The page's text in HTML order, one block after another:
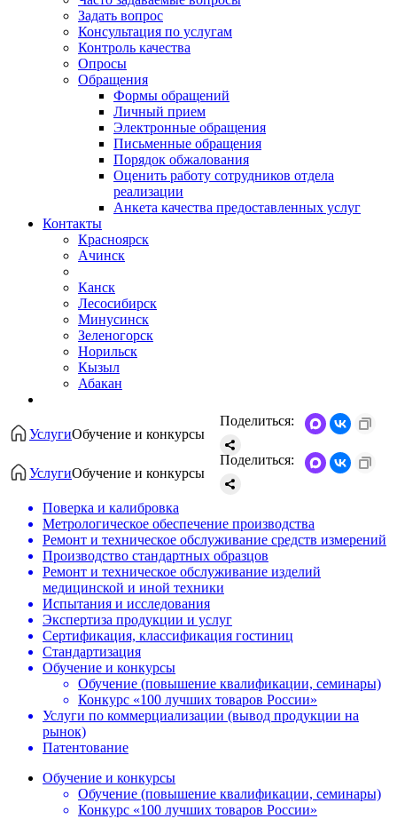
Задать вопрос
Консультация по услугам
Контроль качества
Опросы
Обращения
Формы обращений
Личный прием
Электронные обращения
Письменные обращения
Порядок обжалования
Оценить работу сотрудников отдела
реализации
Анкета качества предоставленных услуг
Контакты
Красноярск
Ачинск
Канск
Лесосибирск
Минусинск
Зеленогорск
Норильск
Кызыл
Абакан
УслугиОбучение и конкурсы
Поделиться:
УслугиОбучение и конкурсы
Поделиться:
Поверка и калибровка
Метрологическое обеспечение производства
Ремонт и техническое обслуживание средств измерений
Производство стандартных образцов
Ремонт и техническое обслуживание изделий
медицинской и иной техники
Испытания и исследования
Экспертиза продукции и услуг
Сертификация, классификация гостиниц
Стандартизация
Обучение и конкурсы
Обучение (повышение квалификации, семинары)
Конкурс «100 лучших товаров России»
Услуги по коммерциализации (вывод продукции на
рынок)
Патентование
Обучение и конкурсы
Обучение (повышение квалификации, семинары)
Конкурс «100 лучших товаров России»